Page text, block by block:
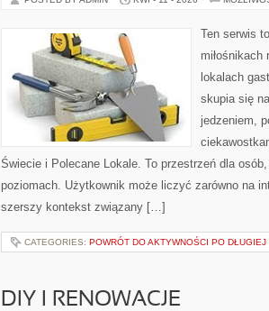
Ten serwis
lokalach
skupia się
jedzeniem,
Świecie i Polecane Lokale. To przestrzeń dla
poziomach. Użytkownik może liczyć zarówno na
szerszy kontekst związany […]
CATEGORIES: POWRÓT DO AKTYWNOŚCI PO DŁUGIEJ
DIY I RENOWACJE